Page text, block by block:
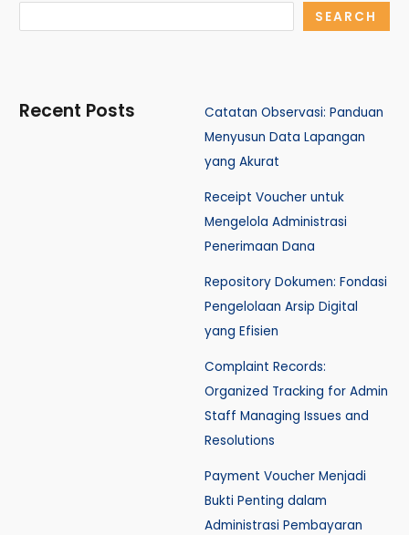
SEARCH
Recent Posts
Catatan Observasi: Panduan
Menyusun Data Lapangan
yang Akurat
Receipt Voucher untuk
Mengelola Administrasi
Penerimaan Dana
Repository Dokumen: Fondasi
Pengelolaan Arsip Digital
yang Efisien
Complaint Records:
Organized Tracking for Admin
Staff Managing Issues and
Resolutions
Payment Voucher Menjadi
Bukti Penting dalam
Administrasi Pembayaran